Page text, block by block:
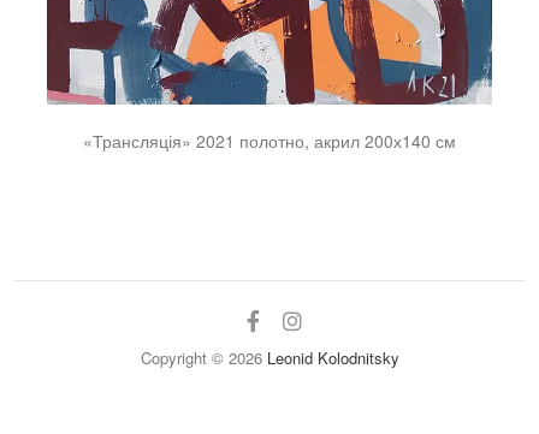
«Трансляція» 2021 полотно, акрил 200х140 см
facebook
instagram
Copyright © 2026 Leonid Kolodnitsky